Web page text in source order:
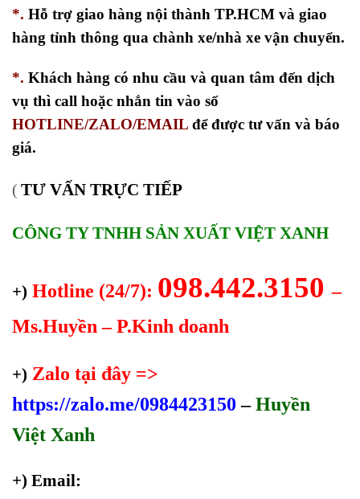
*. Hỗ trợ giao hàng nội thành TP.HCM và giao
hàng tỉnh thông qua chành xe/nhà xe vận chuyển.
*. Khách hàng có nhu cầu và quan tâm đến dịch
vụ thì call hoặc nhắn tin vào số
HOTLINE/ZALO/EMAIL để được tư vấn và báo
giá.
( TƯ VẤN TRỰC TIẾP
CÔNG TY TNHH SẢN XUẤT VIỆT XANH
+) Hotline (24/7): 098.442.3150–
Ms.Huyền – P.Kinh doanh
+) Zalo tại đây =>
https://zalo.me/0984423150 –Huyền
Việt Xanh
+) Email: